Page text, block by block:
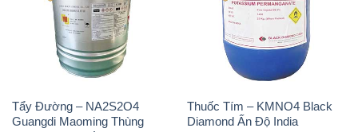
Tẩy Đường – NA2S2O4
Guangdi Maoming Thùng
Thuốc Tím – KMNO4 Black
Diamond Ấn Độ India